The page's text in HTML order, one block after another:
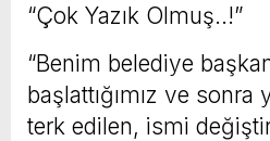
“Çok Yazık Olmuş..!”
“Benim belediye
başlattığımız ve sonra
terk edilen, ismi